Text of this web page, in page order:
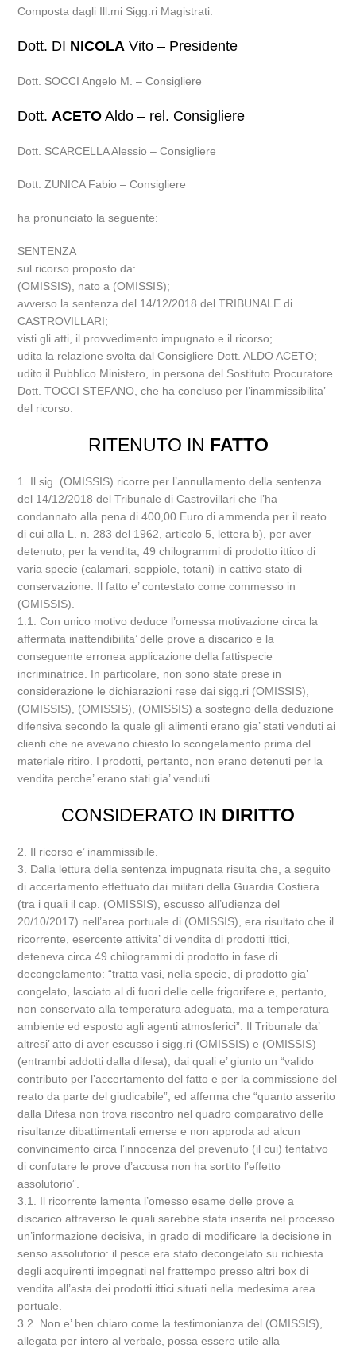
Composta dagli Ill.mi Sigg.ri Magistrati:
Dott. DI NICOLA Vito – Presidente
Dott. SOCCI Angelo M. – Consigliere
Dott.ACETO Aldo – rel. Consigliere
Dott. SCARCELLA Alessio – Consigliere
Dott. ZUNICA Fabio – Consigliere
ha pronunciato la seguente:
SENTENZA
sul ricorso proposto da:
(OMISSIS), nato a (OMISSIS);
avverso la sentenza del 14/12/2018 del TRIBUNALE di
CASTROVILLARI;
visti gli atti, il provvedimento impugnato e il ricorso;
udita la relazione svolta dal Consigliere Dott. ALDO ACETO;
udito il Pubblico Ministero, in persona del Sostituto Procuratore
Dott. TOCCI STEFANO, che ha concluso per l’inammissibilita’
del ricorso.
RITENUTO IN FATTO
1. Il sig. (OMISSIS) ricorre per l’annullamento della sentenza
del 14/12/2018 del Tribunale di Castrovillari che l’ha
condannato alla pena di 400,00 Euro di ammenda per il reato
di cui alla L. n. 283 del 1962, articolo 5, lettera b), per aver
detenuto, per la vendita, 49 chilogrammi di prodotto ittico di
varia specie (calamari, seppiole, totani) in cattivo stato di
conservazione. Il fatto e’ contestato come commesso in
(OMISSIS).
1.1. Con unico motivo deduce l’omessa motivazione circa la
affermata inattendibilita’ delle prove a discarico e la
conseguente erronea applicazione della fattispecie
incriminatrice. In particolare, non sono state prese in
considerazione le dichiarazioni rese dai sigg.ri (OMISSIS),
(OMISSIS), (OMISSIS), (OMISSIS) a sostegno della deduzione
difensiva secondo la quale gli alimenti erano gia’ stati venduti ai
clienti che ne avevano chiesto lo scongelamento prima del
materiale ritiro. I prodotti, pertanto, non erano detenuti per la
vendita perche’ erano stati gia’ venduti.
CONSIDERATO IN DIRITTO
2. Il ricorso e’ inammissibile.
3. Dalla lettura della sentenza impugnata risulta che, a seguito
di accertamento effettuato dai militari della Guardia Costiera
(tra i quali il cap. (OMISSIS), escusso all’udienza del
20/10/2017) nell’area portuale di (OMISSIS), era risultato che il
ricorrente, esercente attivita’ di vendita di prodotti ittici,
deteneva circa 49 chilogrammi di prodotto in fase di
decongelamento: “tratta vasi, nella specie, di prodotto gia’
congelato, lasciato al di fuori delle celle frigorifere e, pertanto,
non conservato alla temperatura adeguata, ma a temperatura
ambiente ed esposto agli agenti atmosferici”. Il Tribunale da’
altresi’ atto di aver escusso i sigg.ri (OMISSIS) e (OMISSIS)
(entrambi addotti dalla difesa), dai quali e’ giunto un “valido
contributo per l’accertamento del fatto e per la commissione del
reato da parte del giudicabile”, ed afferma che “quanto asserito
dalla Difesa non trova riscontro nel quadro comparativo delle
risultanze dibattimentali emerse e non approda ad alcun
convincimento circa l’innocenza del prevenuto (il cui) tentativo
di confutare le prove d’accusa non ha sortito l’effetto
assolutorio”.
3.1. Il ricorrente lamenta l’omesso esame delle prove a
discarico attraverso le quali sarebbe stata inserita nel processo
un’informazione decisiva, in grado di modificare la decisione in
senso assolutorio: il pesce era stato decongelato su richiesta
degli acquirenti impegnati nel frattempo presso altri box di
vendita all’asta dei prodotti ittici situati nella medesima area
portuale.
3.2. Non e’ ben chiaro come la testimonianza del (OMISSIS),
allegata per intero al verbale, possa essere utile alla